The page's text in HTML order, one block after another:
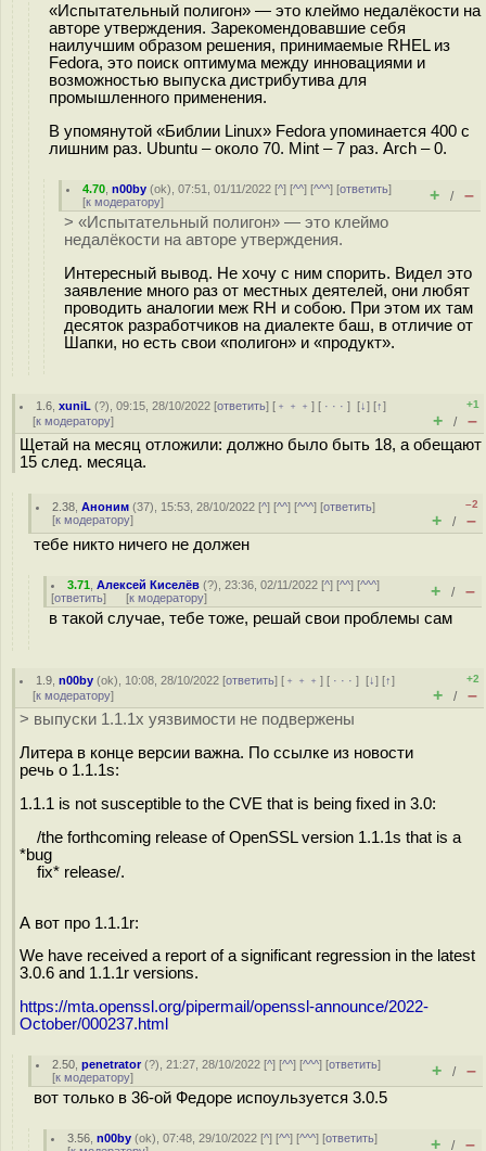
«Испытательный полигон» — это клеймо недалёкости на
авторе утверждения. Зарекомендовавшие себя
наилучшим образом решения, принимаемые RHEL из
Fedora, это поиск оптимума между инновациями и
возможностью выпуска дистрибутива для
промышленного применения.
В упомянутой «Библии Linux» Fedora упоминается 400 с
лишним раз. Ubuntu – около 70. Mint – 7 раз. Arch – 0.
4.70 ,n00by (ok), 07:51, 01/11/2022 [^] [^^] [^^^] [ответить]
[к модератору] + / –
> «Испытательный полигон» — это клеймо
недалёкости на авторе утверждения.
Интересный вывод. Не хочу с ним спорить. Видел это
заявление много раз от местных деятелей, они любят
проводить аналогии меж RH и собою. При этом их там
десяток разработчиков на диалекте баш, в отличие от
Шапки, но есть свои «полигон» и «продукт».
1.6 ,xuniL (?), 09:15, 28/10/2022 [ответить] [ ﹢﹢﹢] [ · · ·][↓] [↑]
[к модератору]
+1
+ / –
Щетай на месяц отложили: должно было быть 18, а обещают
15 след. месяца.
2.38 ,Аноним (37), 15:53, 28/10/2022 [^] [^^] [^^^] [ответить]
[к модератору]
–2
+ / –
тебе никто ничего не должен
3.71 ,Алексей Киселёв (?), 23:36, 02/11/2022 [^] [^^] [^^^]
[ответить] [к модератору] + / –
в такой случае, тебе тоже, решай свои проблемы сам
1.9 ,n00by (ok), 10:08, 28/10/2022 [ответить] [ ﹢﹢﹢] [ · · ·][↓] [↑]
[к модератору]
+2
+ / –
> выпуски 1.1.1x уязвимости не подвержены
Литера в конце версии важна. По ссылке из новости
речь о 1.1.1s:
1.1.1 is not susceptible to the CVE that is being fixed in 3.0:
/the forthcoming release of OpenSSL version 1.1.1s that is a
*bug
fix* release/.
А вот про 1.1.1r:
We have received a report of a significant regression in the latest
3.0.6 and 1.1.1r versions.
https://mta.openssl.org/pipermail/openssl-announce/2022-
October/000237.html
2.50 ,penetrator(?), 21:27, 28/10/2022 [^] [^^] [^^^] [ответить]
[к модератору] + / –
вот только в 36-ой Федоре испоульзуется 3.0.5
3.56 ,n00by (ok), 07:48, 29/10/2022 [^] [^^] [^^^] [ответить]
+ / –